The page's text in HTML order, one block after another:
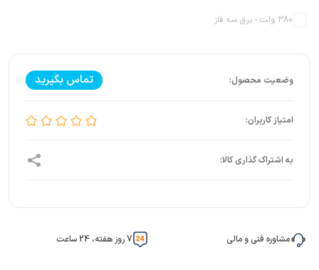
380 ولت - برق سه فاز
تماس بگیرید
مشاوره فنی و مالی 7 روز هفته، 24 ساعت